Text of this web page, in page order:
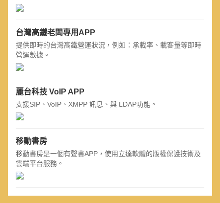
台灣高鐵老闆專用APP
提供即時的台灣高鐵營運狀況，例如：承載率、載客量等即時
營運數據。
麗台科技 VoIP APP
支援SIP、VoIP、XMPP 訊息、與 LDAP功能。
移動書房
移動書房是一個有聲書APP，使用立達軟體的版權保護技術及
雲端平台服務。